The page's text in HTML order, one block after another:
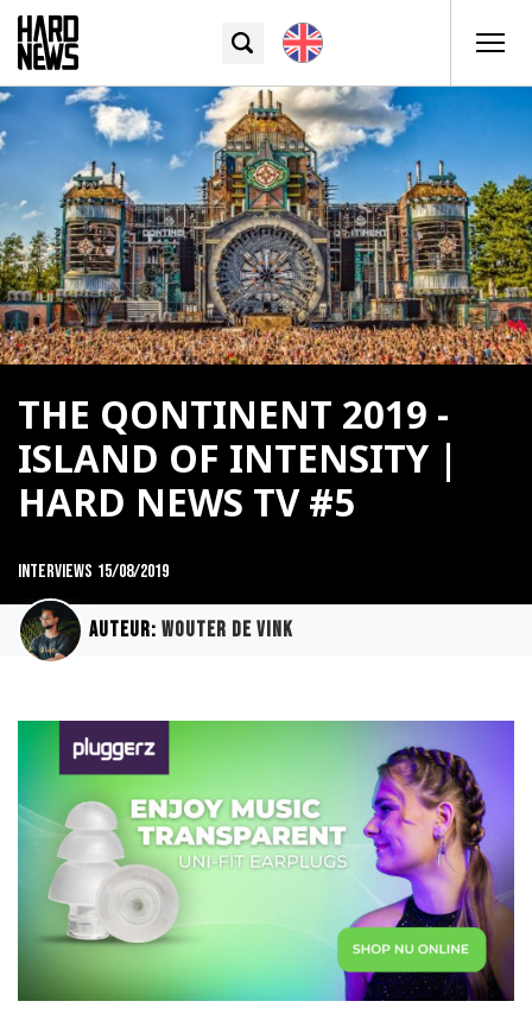
THE QONTINENT 2019 -
ISLAND OF INTENSITY |
HARD NEWS TV #5
Interviews 15/08/2019
Auteur: Wouter de Vink